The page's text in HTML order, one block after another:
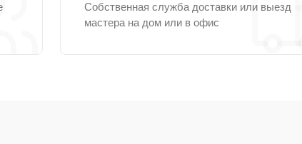
Собственная служба доставки или выезд
мастера на дом или в офис